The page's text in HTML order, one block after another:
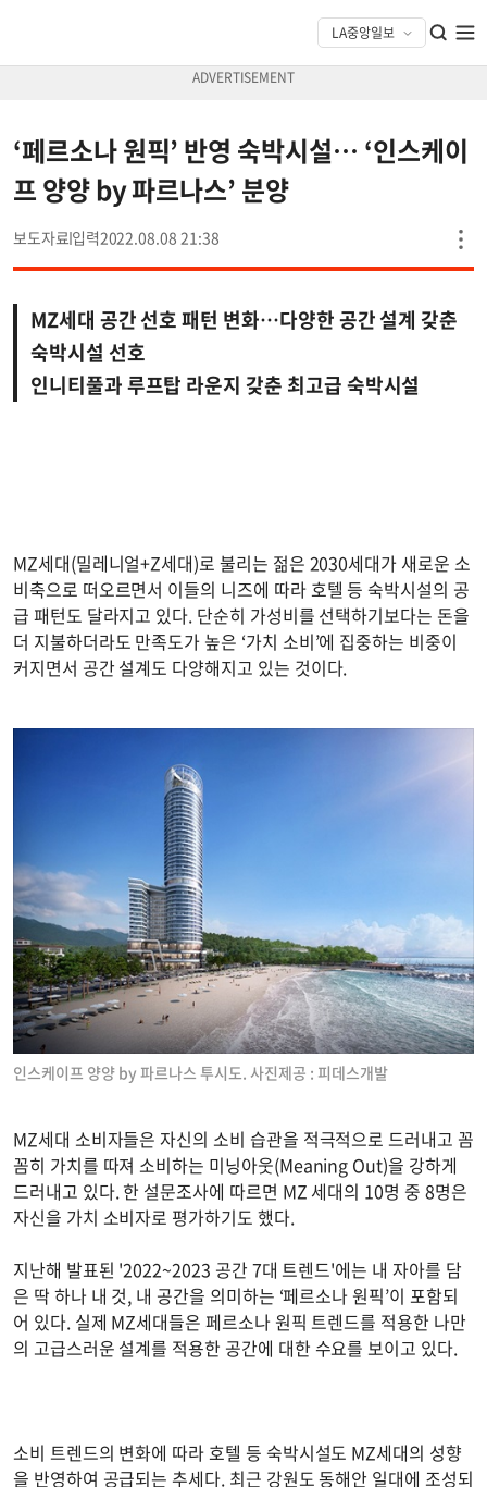
‘페르소나 원픽’ 반영 숙박시설… ‘인스케이
프 양양 by 파르나스’ 분양
보도자료 2022.08.08 21:38
MZ세대 공간 선호 패턴 변화…다양한 공간 설계 갖춘
숙박시설 선호
인니티풀과 루프탑 라운지 갖춘 최고급 숙박시설
MZ세대(밀레니얼+Z세대)로 불리는 젊은 2030세대가 새로운 소
비축으로 떠오르면서 이들의 니즈에 따라 호텔 등 숙박시설의 공
급 패턴도 달라지고 있다. 단순히 가성비를 선택하기보다는 돈을
더 지불하더라도 만족도가 높은 ‘가치 소비’에 집중하는 비중이
커지면서 공간 설계도 다양해지고 있는 것이다.
인스케이프 양양 by 파르나스 투시도. 사진제공 : 피데스개발
MZ세대 소비자들은 자신의 소비 습관을 적극적으로 드러내고 꼼
꼼히 가치를 따져 소비하는 미닝아웃(Meaning Out)을 강하게
드러내고 있다. 한 설문조사에 따르면 MZ 세대의 10명 중 8명은
자신을 가치 소비자로 평가하기도 했다.
지난해 발표된 '2022~2023 공간 7대 트렌드'에는 내 자아를 담
은 딱 하나 내 것, 내 공간을 의미하는 ‘페르소나 원픽’이 포함되
어 있다. 실제 MZ세대들은 페르소나 원픽 트렌드를 적용한 나만
의 고급스러운 설계를 적용한 공간에 대한 수요를 보이고 있다.
소비 트렌드의 변화에 따라 호텔 등 숙박시설도 MZ세대의 성향
을 반영하여 공급되는 추세다. 최근 강원도 동해안 일대에 조성되